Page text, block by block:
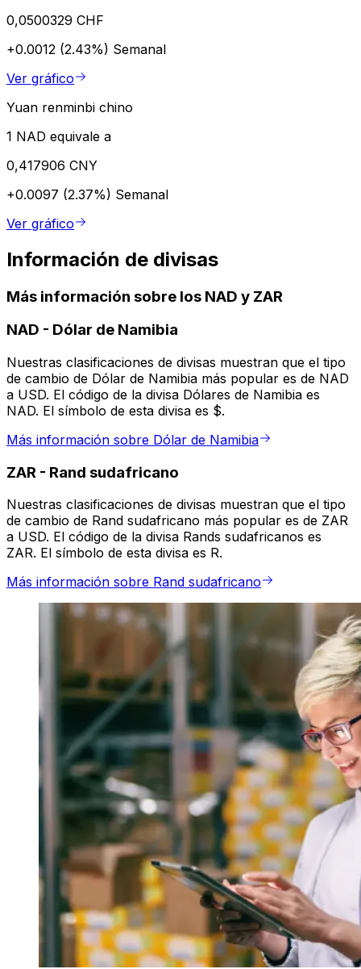
0,0500329 CHF
+0.0012 (2.43%) Semanal
Ver gráfico
Yuan renminbi chino
1 NAD equivale a
0,417906 CNY
+0.0097 (2.37%) Semanal
Ver gráfico
Información de divisas
Más información sobre los NAD y ZAR
NAD - Dólar de Namibia
Nuestras clasificaciones de divisas muestran que el tipo
de cambio de Dólar de Namibia más popular es de NAD
a USD. El código de la divisa Dólares de Namibia es
NAD. El símbolo de esta divisa es $.
Más información sobre Dólar de Namibia
ZAR - Rand sudafricano
Nuestras clasificaciones de divisas muestran que el tipo
de cambio de Rand sudafricano más popular es de ZAR
a USD. El código de la divisa Rands sudafricanos es
ZAR. El símbolo de esta divisa es R.
Más información sobre Rand sudafricano